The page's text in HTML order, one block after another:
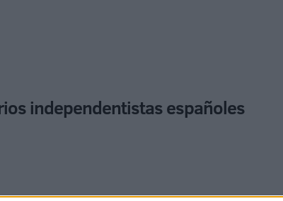
independentistas españoles